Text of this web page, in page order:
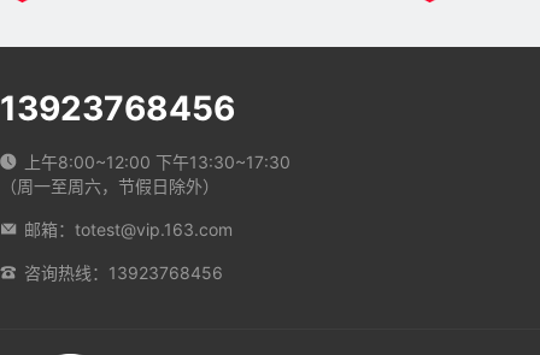
13923768456
上午8:00~12:00 下午13:30~17:30
（周一至周六，节假日除外）
邮箱：totest@vip.163.com
咨询热线：13923768456